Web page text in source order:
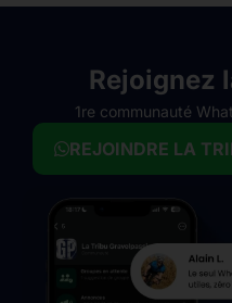
Rejoignez
1re communauté
REJOINDRE LA